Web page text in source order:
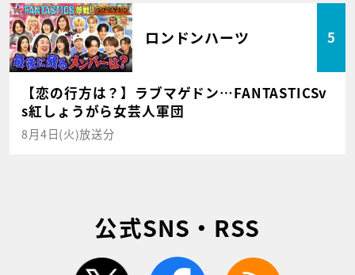
ロンドンハーツ 5
【恋の行方は？】ラブマゲドン…FANTASTICSv
s紅しょうがら女芸人軍団
8月4日(火)放送分
公式SNS・RSS
twitter facebook